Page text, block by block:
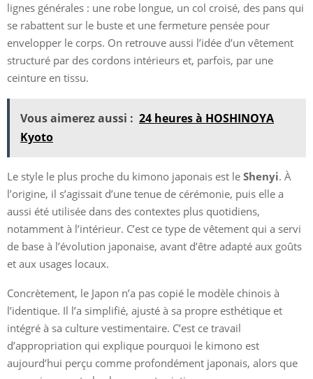
lignes générales : une robe longue, un col croisé, des pans qui
se rabattent sur le buste et une fermeture pensée pour
envelopper le corps. On retrouve aussi l’idée d’un vêtement
structuré par des cordons intérieurs et, parfois, par une
ceinture en tissu.
Vous aimerez aussi : 24 heures à HOSHINOYA
Kyoto
Le style le plus proche du kimono japonais est le Shenyi. À
l’origine, il s’agissait d’une tenue de cérémonie, puis elle a
aussi été utilisée dans des contextes plus quotidiens,
notamment à l’intérieur. C’est ce type de vêtement qui a servi
de base à l’évolution japonaise, avant d’être adapté aux goûts
et aux usages locaux.
Concrètement, le Japon n’a pas copié le modèle chinois à
l’identique. Il l’a simplifié, ajusté à sa propre esthétique et
intégré à sa culture vestimentaire. C’est ce travail
d’appropriation qui explique pourquoi le kimono est
aujourd’hui perçu comme profondément japonais, alors que